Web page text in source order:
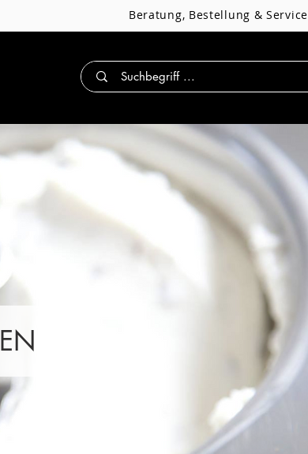
Beratung, Bestellung & Service